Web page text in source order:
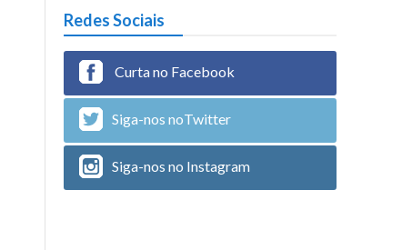
Redes Sociais
Curta no Facebook
Siga-nos noTwitter
Siga-nos no Instagram